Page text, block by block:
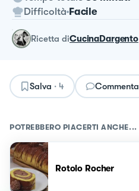
Difficoltà Facile
ricetta diCucinaDargento
Salva · 4 Commenta
POTREBBERO PIACERTI ANCHE...
Rotolo Rocher